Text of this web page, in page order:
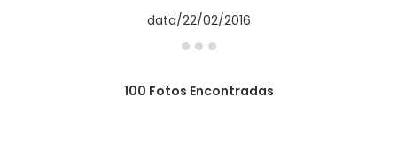
data/22/02/2016
...
100 Fotos Encontradas